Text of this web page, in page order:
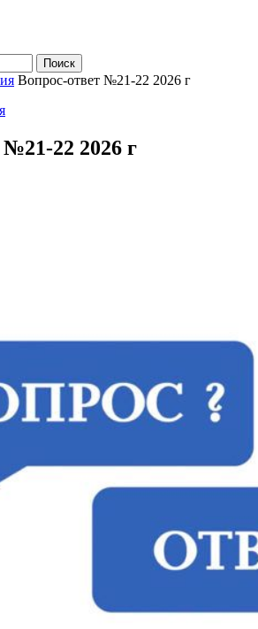
Вопрос-ответ №21-22 2026 г
22 2026 г